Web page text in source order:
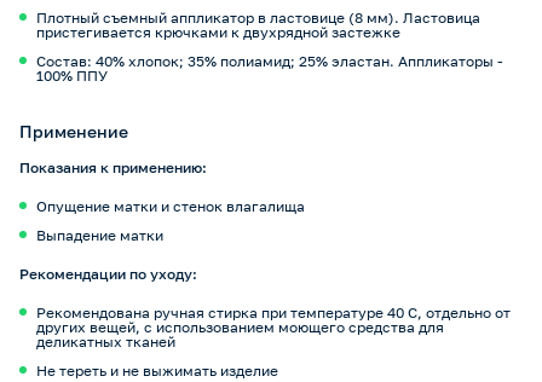
Плотный съемный аппликатор в ластовице (8 мм). Ластовица
пристегивается крючками к двухрядной застежке
Состав: 40% хлопок; 35% полиамид; 25% эластан. Аппликаторы -
100% ППУ
Применение
Показания к применению:
Опущение матки и стенок влагалища
Выпадение матки
Рекомендации по уходу:
Рекомендована ручная стирка при температуре 40 С, отдельно от
других вещей, с использованием моющего средства для
деликатных тканей
Не тереть и не выжимать изделие